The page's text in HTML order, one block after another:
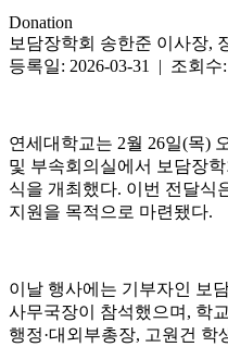
Donation
보담장학회 송한준 이사장,
등록일: 2026-03-31 | 조회수:
연세대학교는 2월 26일(목)
및 부속회의실에서 보담장
식을 개최했다. 이번 전달식
지원을 목적으로 마련됐다.
이날 행사에는 기부자인 보
사무국장이 참석했으며, 학
행정·대외부총장, 고원건 학